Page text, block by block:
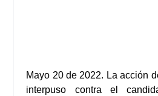
Mayo 20 de 2022. La acción
interpuso contra el